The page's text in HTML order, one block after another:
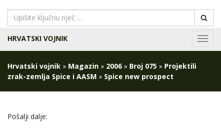
HRVATSKI VOJNIK
Hrvatski vojnik » Magazin » 2006 » Broj 075 » Projektili
zrak-zemlja Spice i AASM » Spice new prospect
Pošalji dalje: